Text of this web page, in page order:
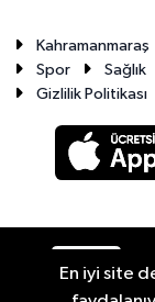
Kahramanmaraş
Spor
Sağlık
Gizlilik Politikası
RSS
En iyi site